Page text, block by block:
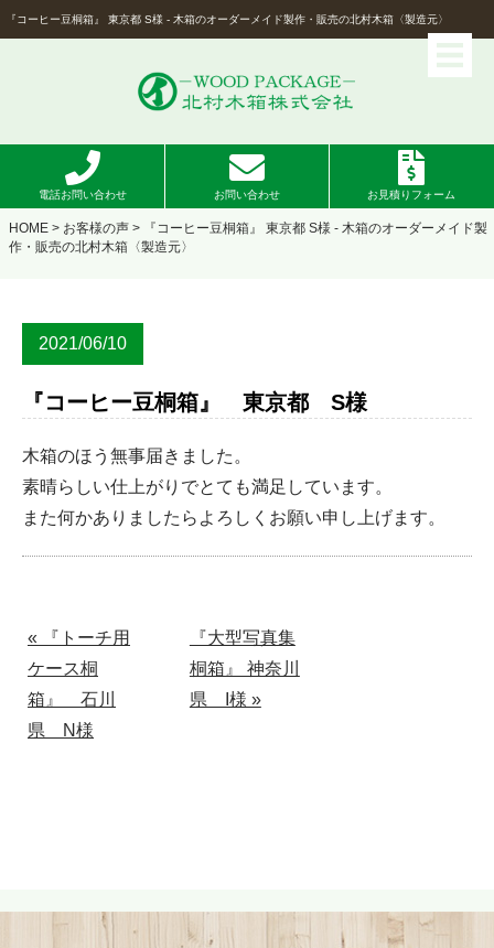
『コーヒー豆桐箱』 東京都 S様 - 木箱のオーダーメイド製作・販売の北村木箱〈製造元〉
電話お問い合わせ お問い合わせ お見積りフォーム
HOME > お客様の声 > 『コーヒー豆桐箱』 東京都 S様 - 木箱のオーダーメイド製
作・販売の北村木箱〈製造元〉
2021/06/10
『コーヒー豆桐箱』 東京都 S様
木箱のほう無事届きました。
素晴らしい仕上がりでとても満足しています。
また何かありましたらよろしくお願い申し上げます。
« 『トーチ用
ケース桐
箱』 石川
県 N様
『大型写真集
桐箱』 神奈川
県 I様 »